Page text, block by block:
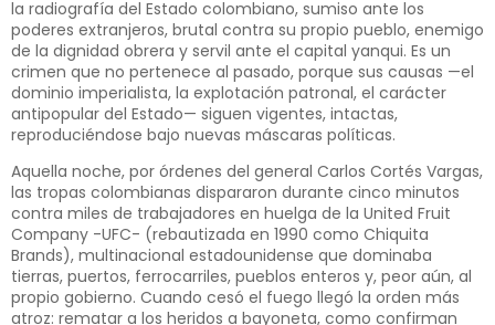
la radiografía del Estado colombiano, sumiso ante los
poderes extranjeros, brutal contra su propio pueblo, enemigo
de la dignidad obrera y servil ante el capital yanqui. Es un
crimen que no pertenece al pasado, porque sus causas —el
dominio imperialista, la explotación patronal, el carácter
antipopular del Estado— siguen vigentes, intactas,
reproduciéndose bajo nuevas máscaras políticas.
Aquella noche, por órdenes del general Carlos Cortés Vargas,
las tropas colombianas dispararon durante cinco minutos
contra miles de trabajadores en huelga de la United Fruit
Company -UFC- (rebautizada en 1990 como Chiquita
Brands), multinacional estadounidense que dominaba
tierras, puertos, ferrocarriles, pueblos enteros y, peor aún, al
propio gobierno. Cuando cesó el fuego llegó la orden más
atroz: rematar a los heridos a bayoneta, como confirman